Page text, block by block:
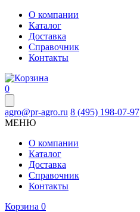
О компании
Каталог
Доставка
Справочник
Контакты
0
agro@pr-agro.ru 8 (495) 198-07-97
МЕНЮ
О компании
Каталог
Доставка
Справочник
Контакты
Корзина 0